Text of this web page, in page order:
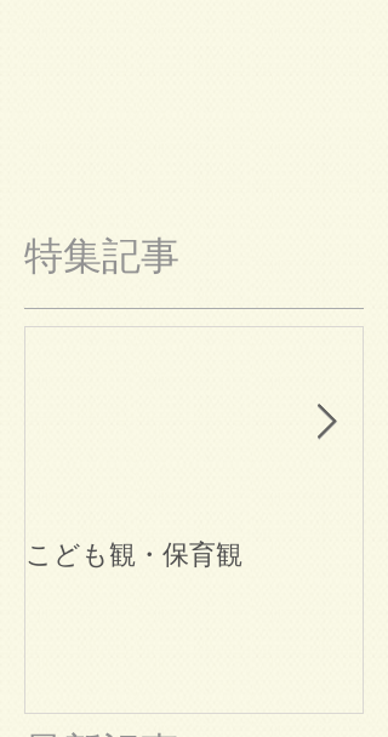
特集記事
こども観・保育観